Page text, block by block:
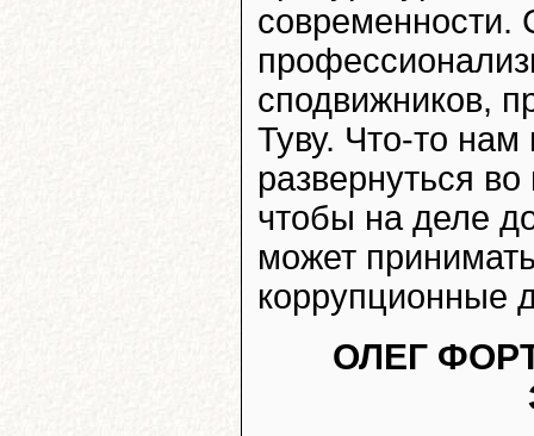
современности.
сподвижников,
Туву. Что-то
развернуться
чтобы на деле
может
коррупционные
ОЛЕГ